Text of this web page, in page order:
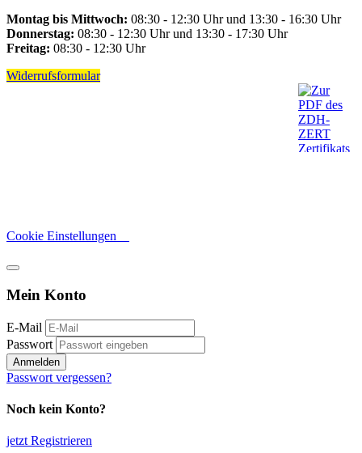
Montag bis Mittwoch: 08:30 - 12:30 Uhr und 13:30 - 16:30 Uhr
Donnerstag: 08:30 - 12:30 Uhr und 13:30 - 17:30 Uhr
Freitag: 08:30 - 12:30 Uhr
Widerrufsformular
Cookie Einstellungen
Mein Konto
E-Mail
Passwort
Anmelden
Passwort vergessen?
Noch kein Konto?
jetzt Registrieren